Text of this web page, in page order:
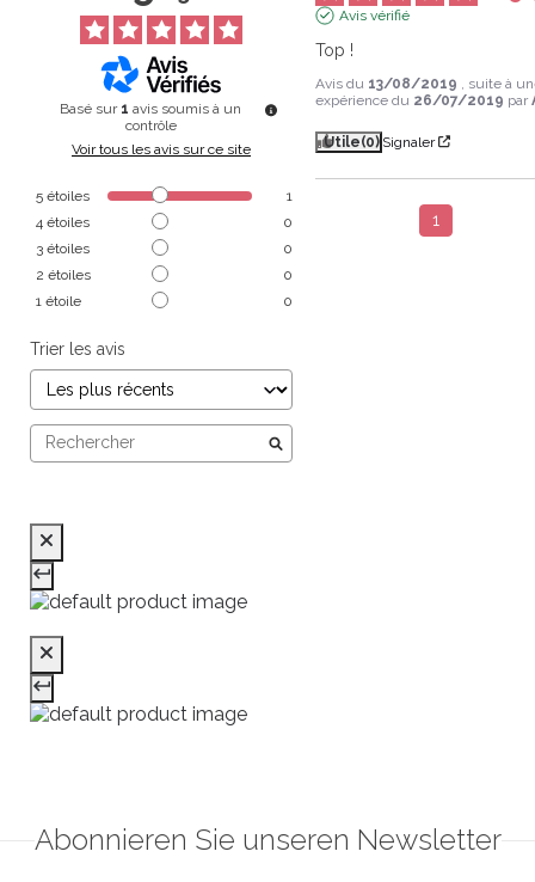
Basé sur 1 avis soumis à un
contrôle
Voir tous les avis sur ce site
5 étoiles
1
4 étoiles
0
3 étoiles
0
2 étoiles
0
1 étoile 0
Trier les avis
Avis vérifié
Top !
Avis du 13/08/2019 , suite à
expérience du 26/07/2019 par
Utile(0) Signaler
1
Abonnieren Sie unseren Newsletter